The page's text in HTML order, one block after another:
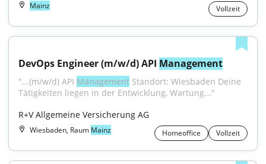
Mainz Vollzeit
DevOps Engineer (m/w/d) API Management
"...(m/w/d) API Management Standort: Wiesbaden Deine
Tätigkeiten liegen in der Entwicklung, Wartung..."
R+V Allgemeine Versicherung AG
Wiesbaden, Raum Mainz Homeoffice Vollzeit